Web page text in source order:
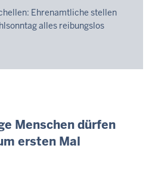
Ehrenamtliche stellen
alles reibungslos
Menschen dürfen
ersten Mal